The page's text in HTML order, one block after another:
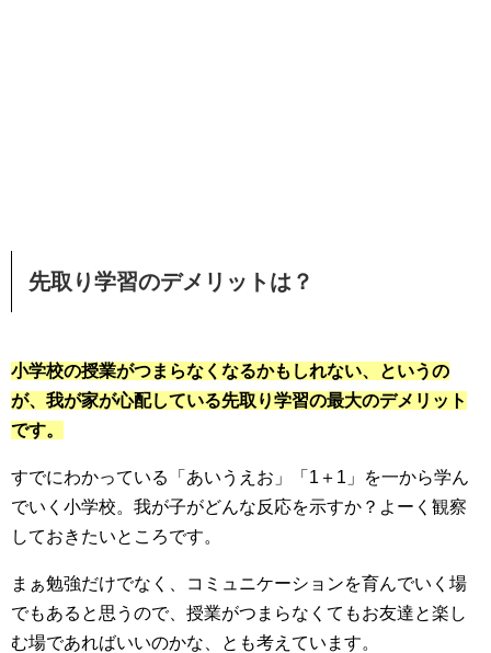
先取り学習のデメリットは？
小学校の授業がつまらなくなるかもしれない、というの
が、我が家が心配している先取り学習の最大のデメリット
です。
すでにわかっている「あいうえお」「1＋1」を一から学ん
でいく小学校。我が子がどんな反応を示すか？よーく観察
しておきたいところです。
まぁ勉強だけでなく、コミュニケーションを育んでいく場
でもあると思うので、授業がつまらなくてもお友達と楽し
む場であればいいのかな、とも考えています。